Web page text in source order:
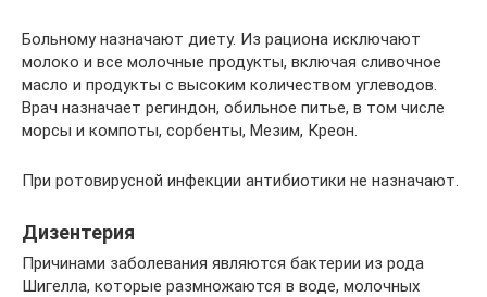
Больному назначают диету. Из рациона исключают
молоко и все молочные продукты, включая сливочное
масло и продукты с высоким количеством углеводов.
Врач назначает региндон, обильное питье, в том числе
морсы и компоты, сорбенты, Мезим, Креон.
При ротовирусной инфекции антибиотики не назначают.
Дизентерия
Причинами заболевания являются бактерии из рода
Шигелла, которые размножаются в воде, молочных